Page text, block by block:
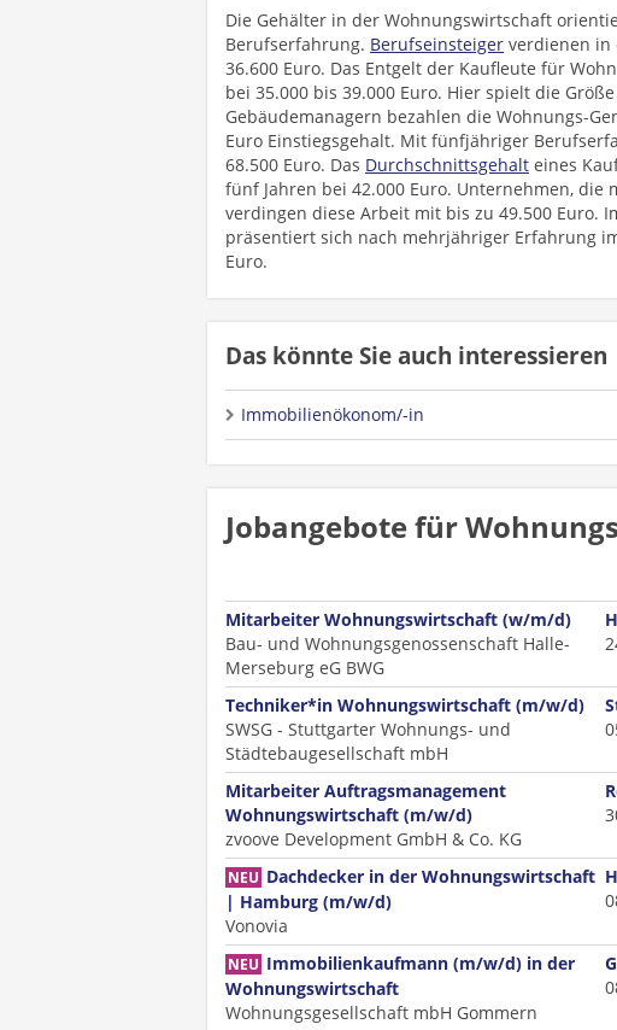
Die Gehälter in der Wohnungswirtschaft
Berufserfahrung. Berufseinsteiger verdienen in
36.600 Euro. Das Entgelt der Kaufleute für
bei 35.000 bis 39.000 Euro. Hier spielt die
Gebäudemanagern bezahlen die Wohnungs-
Euro Einstiegsgehalt. Mit fünfjähriger
68.500 Euro. Das Durchschnittsgehalt eines
fünf Jahren bei 42.000 Euro. Unternehmen,
verdingen diese Arbeit mit bis zu 49.500 Euro.
präsentiert sich nach mehrjähriger Erfahrung
Euro.
Das könnte Sie auch interessieren
Immobilienökonom/-in
Jobangebote für
Mitarbeiter Wohnungswirtschaft (w/m/d)
Bau- und Wohnungsgenossenschaft Halle-
Merseburg eG BWG
Techniker*in Wohnungswirtschaft (m/w/d)
SWSG - Stuttgarter Wohnungs- und
Städtebaugesellschaft mbH
Mitarbeiter Auftragsmanagement
Wohnungswirtschaft (m/w/d)
zvoove Development GmbH & Co. KG
NEU Dachdecker in der Wohnungswirtschaft
| Hamburg (m/w/d)
Vonovia
NEU Immobilienkaufmann (m/w/d) in der
Wohnungswirtschaft
Wohnungsgesellschaft mbH Gommern